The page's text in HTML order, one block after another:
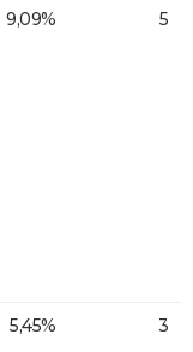
9,09% 5
5,45% 3